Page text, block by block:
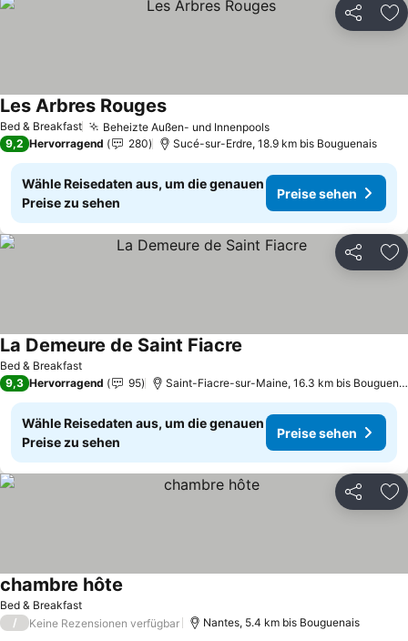
Teilen
Bed & Breakfast Beheizte Außen- und Innenpools
Les Arbres Rouges
9,2 Hervorragend 280 Sucé-sur-Erdre, 18.9 km bis Bouguenais
Wähle Reisedaten aus, um die genauen
Preise zu sehen
Preise sehen
Teilen
Bed & Breakfast
La Demeure de Saint Fiacre
9,3 Hervorragend 95 Saint-Fiacre-sur-Maine, 16.3 km bis Bouguenais
Wähle Reisedaten aus, um die genauen
Preise zu sehen
Preise sehen
Teilen
Bed & Breakfast
chambre hôte
/ Keine Rezensionen verfügbar Nantes, 5.4 km bis Bouguenais